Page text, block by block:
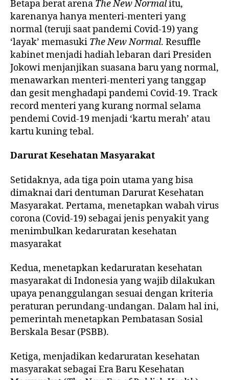
Betapa berat arena The New Normalitu,
karenanya hanya menteri-menteri yang
normal (teruji saat pandemi Covid-19) yang
‘layak’ memasuki The New Normal. Resuffle
kabinet menjadi hadiah lebaran dari Presiden
Jokowi menjanjikan suasana baru yang normal,
menawarkan menteri-menteri yang tanggap
dan gesit menghadapi pandemi Covid-19. Track
record menteri yang kurang normal selama
pendemi Covid-19 menjadi ‘kartu merah’ atau
kartu kuning tebal.
Darurat Kesehatan Masyarakat
Setidaknya, ada tiga poin utama yang bisa
dimaknai dari dentuman Darurat Kesehatan
Masyarakat. Pertama, menetapkan wabah virus
corona (Covid-19) sebagai jenis penyakit yang
menimbulkan kedaruratan kesehatan
masyarakat
Kedua, menetapkan kedaruratan kesehatan
masyarakat di Indonesia yang wajib dilakukan
upaya penanggulangan sesuai dengan kriteria
peraturan perundang-undangan. Dalam hal ini,
pemerintah menetapkan Pembatasan Sosial
Berskala Besar (PSBB).
Ketiga, menjadikan kedaruratan kesehatan
masyarakat sebagai Era Baru Kesehatan